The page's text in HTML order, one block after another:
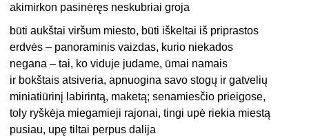
akimirkon pasinėręs neskubriai groja
būti aukštai viršum miesto, būti iškeltai iš priprastos
erdvės – panoraminis vaizdas, kurio niekados
negana – tai, ko viduje judame, ūmai namais
ir bokštais atsiveria, apnuogina savo stogų ir gatvelių
miniatiūrinį labirintą, maketą; senamiesčio prieigose,
toly ryškėja miegamieji rajonai, tingi upė riekia miestą
pusiau, upę tiltai perpus dalija